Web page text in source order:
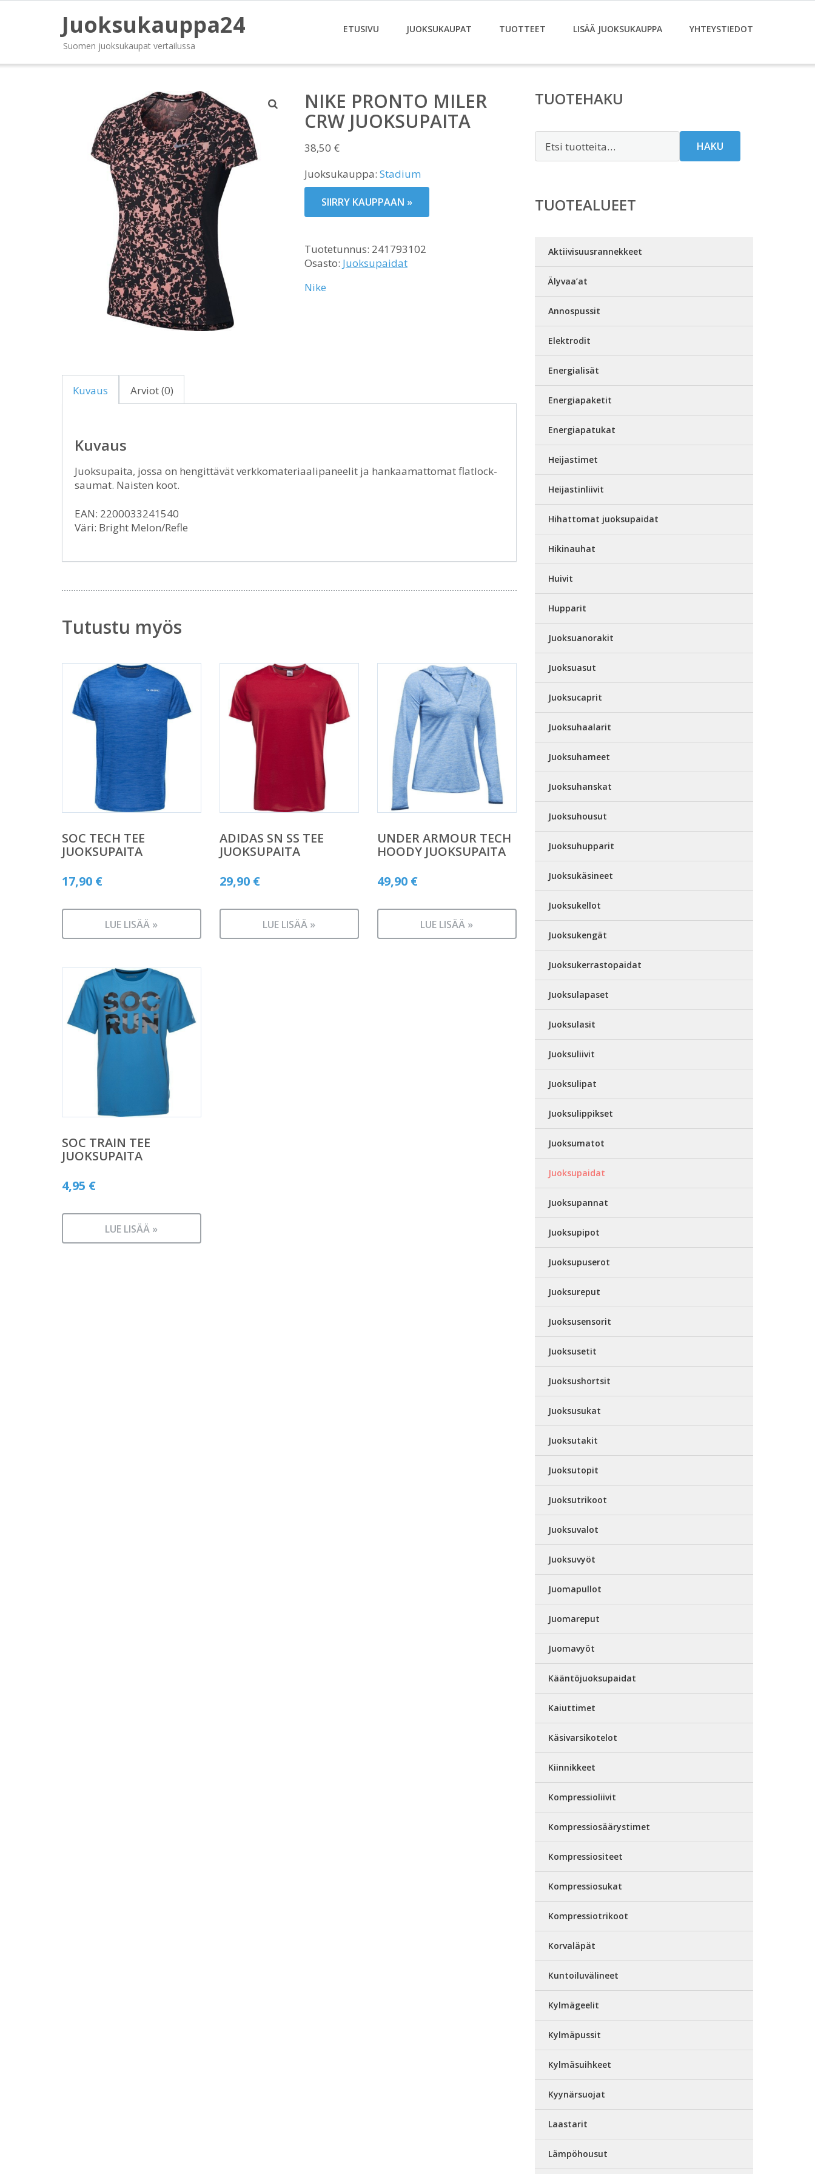
Juoksukauppa24
Suomen juoksukaupat vertailussa
ETUSIVU JUOKSUKAUPAT TUOTTEET LISÄÄ JUOKSUKAUPPA YHTEYSTIEDOT
NIKE PRONTO MILER
CRW JUOKSUPAITA
38,50 €
Juoksukauppa: Stadium
SIIRRY KAUPPAAN »
Tuotetunnus: 241793102
Osasto: Juoksupaidat
Nike
Kuvaus Arviot (0)
Kuvaus
Juoksupaita, jossa on hengittävät verkkomateriaalipaneelit ja hankaamattomat flatlock-
saumat. Naisten koot.
EAN: 2200033241540
Väri: Bright Melon/Refle
Tutustu myös
SOC TECH TEE
JUOKSUPAITA
17,90 €
LUE LISÄÄ »
ADIDAS SN SS TEE
JUOKSUPAITA
29,90 €
LUE LISÄÄ »
UNDER ARMOUR TECH
HOODY JUOKSUPAITA
49,90 €
LUE LISÄÄ »
SOC TRAIN TEE
JUOKSUPAITA
4,95 €
LUE LISÄÄ »
TUOTEHAKU
HAKU
TUOTEALUEET
Aktiivisuusrannekkeet
Älyvaa’at
Annospussit
Elektrodit
Energialisät
Energiapaketit
Energiapatukat
Heijastimet
Heijastinliivit
Hihattomat juoksupaidat
Hikinauhat
Huivit
Hupparit
Juoksuanorakit
Juoksuasut
Juoksucaprit
Juoksuhaalarit
Juoksuhameet
Juoksuhanskat
Juoksuhousut
Juoksuhupparit
Juoksukäsineet
Juoksukellot
Juoksukengät
Juoksukerrastopaidat
Juoksulapaset
Juoksulasit
Juoksuliivit
Juoksulipat
Juoksulippikset
Juoksumatot
Juoksupaidat
Juoksupannat
Juoksupipot
Juoksupuserot
Juoksureput
Juoksusensorit
Juoksusetit
Juoksushortsit
Juoksusukat
Juoksutakit
Juoksutopit
Juoksutrikoot
Juoksuvalot
Juoksuvyöt
Juomapullot
Juomareput
Juomavyöt
Kääntöjuoksupaidat
Kaiuttimet
Käsivarsikotelot
Kiinnikkeet
Kompressioliivit
Kompressiosäärystimet
Kompressiositeet
Kompressiosukat
Kompressiotrikoot
Korvaläpät
Kuntoiluvälineet
Kylmägeelit
Kylmäpussit
Kylmäsuihkeet
Kyynärsuojat
Laastarit
Lämpöhousut